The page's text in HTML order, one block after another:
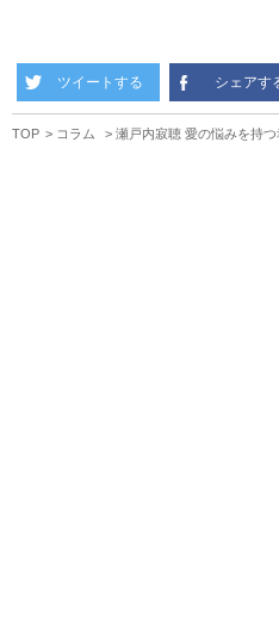
ツイートする シェアす
TOP コラム 瀬戸内寂聴 愛の悩みを持つ